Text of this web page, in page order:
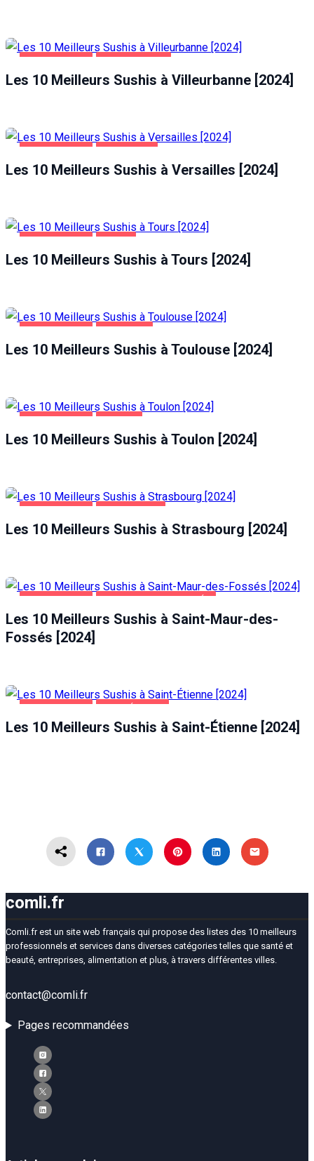
Les 10 Meilleurs Sushis à Villeurbanne [2024]
Les 10 Meilleurs Sushis à Versailles [2024]
Les 10 Meilleurs Sushis à Tours [2024]
Les 10 Meilleurs Sushis à Toulouse [2024]
Les 10 Meilleurs Sushis à Toulon [2024]
Les 10 Meilleurs Sushis à Strasbourg [2024]
Les 10 Meilleurs Sushis à Saint-Maur-des-
Fossés [2024]
Les 10 Meilleurs Sushis à Saint-Étienne [2024]
comli.fr
Comli.fr est un site web français qui propose des listes des 10 meilleurs
professionnels et services dans diverses catégories telles que santé et
beauté, entreprises, alimentation et plus, à travers différentes villes.
contact@comli.fr
Pages recommandées